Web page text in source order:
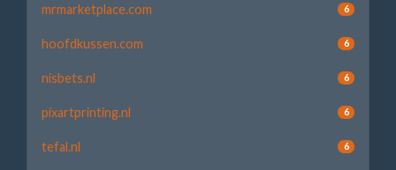
mrmarketplace.com 6
hoofdkussen.com 6
nisbets.nl 6
pixartprinting.nl 6
tefal.nl 6